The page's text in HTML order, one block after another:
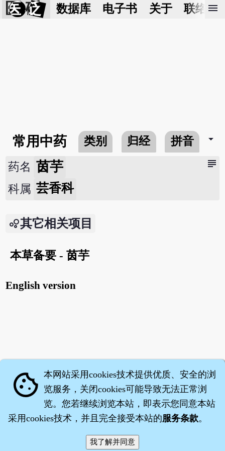
医 砭 数据库 电子书 关于 联络我
menu
常用中药 类别 归经 拼音 arrow_drop_down
subject
药名 茵芋
科属 芸香科
其它相关项目
本草备要 - 茵芋
English version
·沈药子©2008～2026
cookie 本网站采用cookies技术提供优质、安全的浏
览服务，关闭cookies可能导致无法正常浏
览。您若继续浏览本站，即表示您同意本站
采用cookies技术，并且完全接受本站的服务条款。